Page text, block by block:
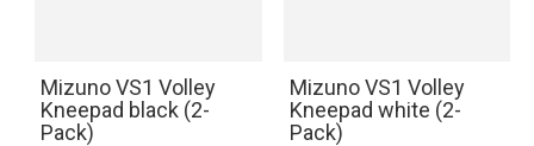
Mizuno VS1 Volley
Kneepad black (2-
Pack)
Mizuno VS1 Volley
Kneepad white (2-
Pack)